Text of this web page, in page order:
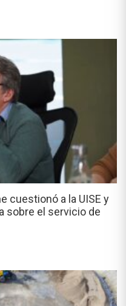
cuestionó a la UISE y
sobre el servicio de